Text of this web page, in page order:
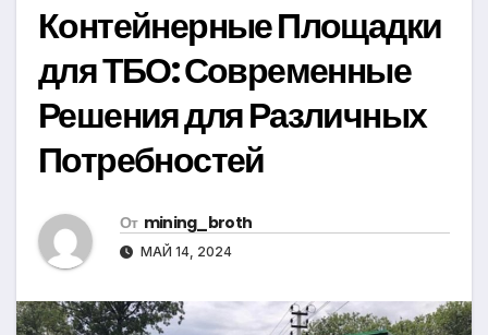
Контейнерные Площадки
для ТБО: Современные
Решения для Различных
Потребностей
От mining_broth
МАЙ 14, 2024